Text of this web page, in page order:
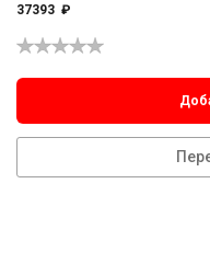
37393 ₽